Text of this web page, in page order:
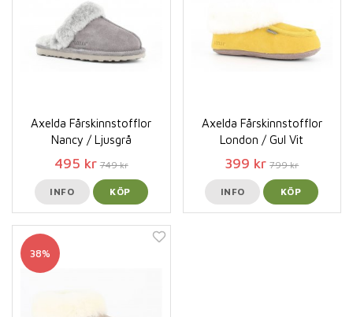
Axelda Fårskinnstofflor
Nancy / Ljusgrå
495 kr 749 kr
INFO KÖP
Axelda Fårskinnstofflor
London / Gul Vit
399 kr 799 kr
INFO KÖP
38%